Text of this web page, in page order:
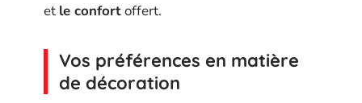
et le confortoffert.
Vos préférences en matière
de décoration